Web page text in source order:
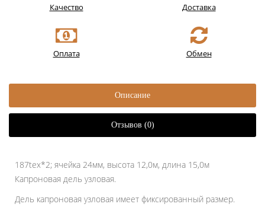
Качество Доставка
Оплата Обмен
Описание
Отзывов (0)
187tex*2; ячейка 24мм, высота 12,0м, длина 15,0м
Капроновая дель узловая.
Дель капроновая узловая имеет фиксированный размер.